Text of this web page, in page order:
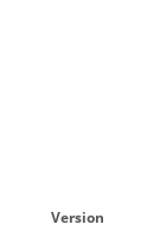
Version